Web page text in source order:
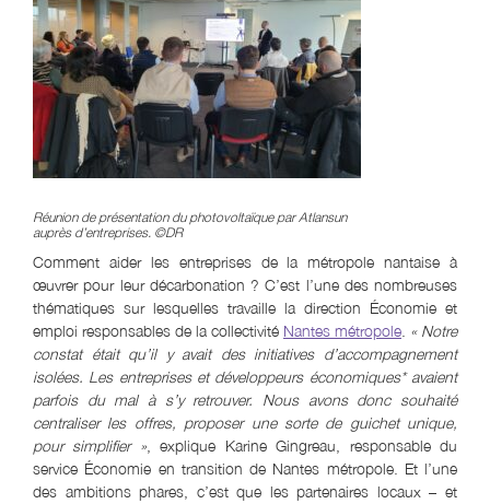
Réunion de présentation du photovoltaïque par Atlansun
auprès d’entreprises. ©DR
­Comment aider les entreprises de la métropole nantaise à
œuvrer pour leur décarbonation ? C’est l’une des nombreuses
thématiques sur lesquelles travaille la direction Économie et
emploi responsables de la collectivité Nantes métropole « Notre
constat était qu’il y avait des initiatives d’accompagnement
isolées. Les entreprises et développeurs économiques* avaient
parfois du mal à s’y retrouver. Nous avons donc souhaité
centraliser les offres, proposer une sorte de guichet unique,
pour simplifier », explique Karine Gingreau, responsable du
service Économie en transition de Nantes métropole. Et l’une
des ambitions phares, c’est que les partenaires locaux – et